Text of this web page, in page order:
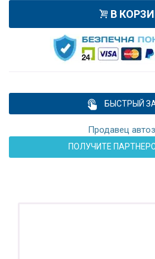
В
БЫСТРЫЙ
Продавец
ПОЛУЧИТЕ